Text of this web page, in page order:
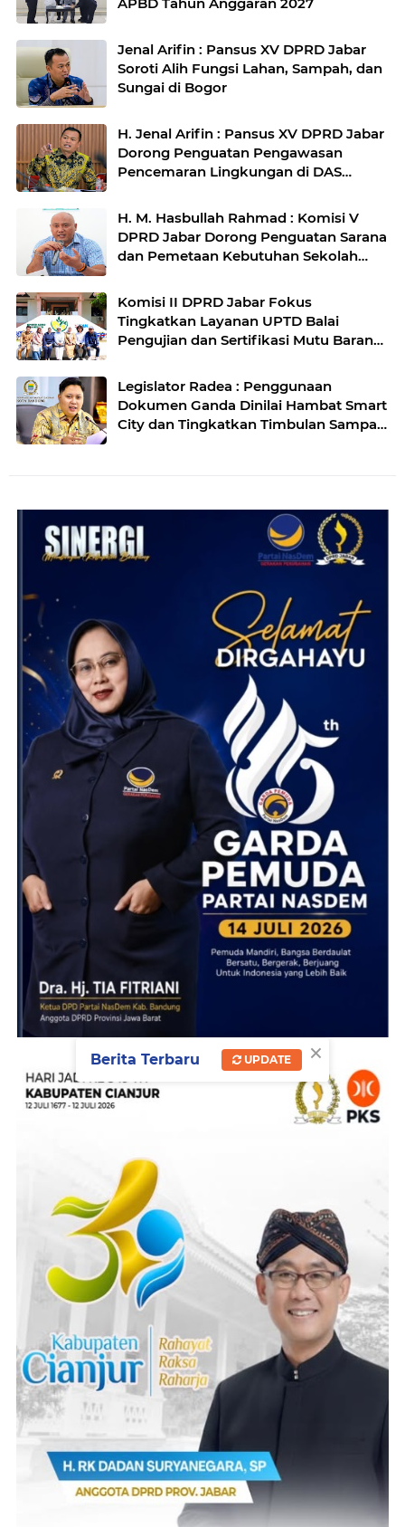
Jenal Arifin : Pansus XV DPRD Jabar
Soroti Alih Fungsi Lahan, Sampah, dan
Sungai di Bogor
H. Jenal Arifin : Pansus XV DPRD Jabar
Dorong Penguatan Pengawasan
Pencemaran Lingkungan di DAS
H. M. Hasbullah Rahmad : Komisi V
DPRD Jabar Dorong Penguatan Sarana
dan Pemetaan Kebutuhan Sekolah
Komisi II DPRD Jabar Fokus
Tingkatkan Layanan UPTD Balai
Pengujian dan Sertifikasi Mutu Barang
Legislator Radea : Penggunaan
Dokumen Ganda Dinilai Hambat Smart
City dan Tingkatkan Timbulan Sampah
×
Berita Terbaru UPDATE